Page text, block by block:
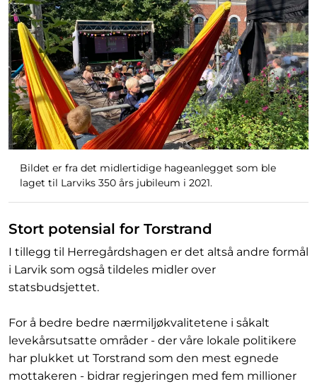
Bildet er fra det midlertidige hageanlegget som ble
laget til Larviks 350 års jubileum i 2021.
Stort potensial for Torstrand
I tillegg til Herregårdshagen er det altså andre formål
i Larvik som også tildeles midler over
statsbudsjettet.
For å bedre bedre nærmiljøkvalitetene i såkalt
levekårsutsatte områder - der våre lokale politikere
har plukket ut Torstrand som den mest egnede
mottakeren - bidrar regjeringen med fem millioner